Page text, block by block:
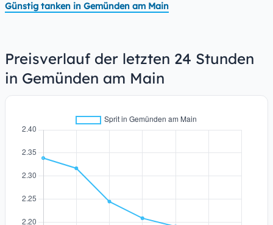
Günstig tanken in Gemünden am Main
Preisverlauf der letzten 24 Stunden
in Gemünden am Main